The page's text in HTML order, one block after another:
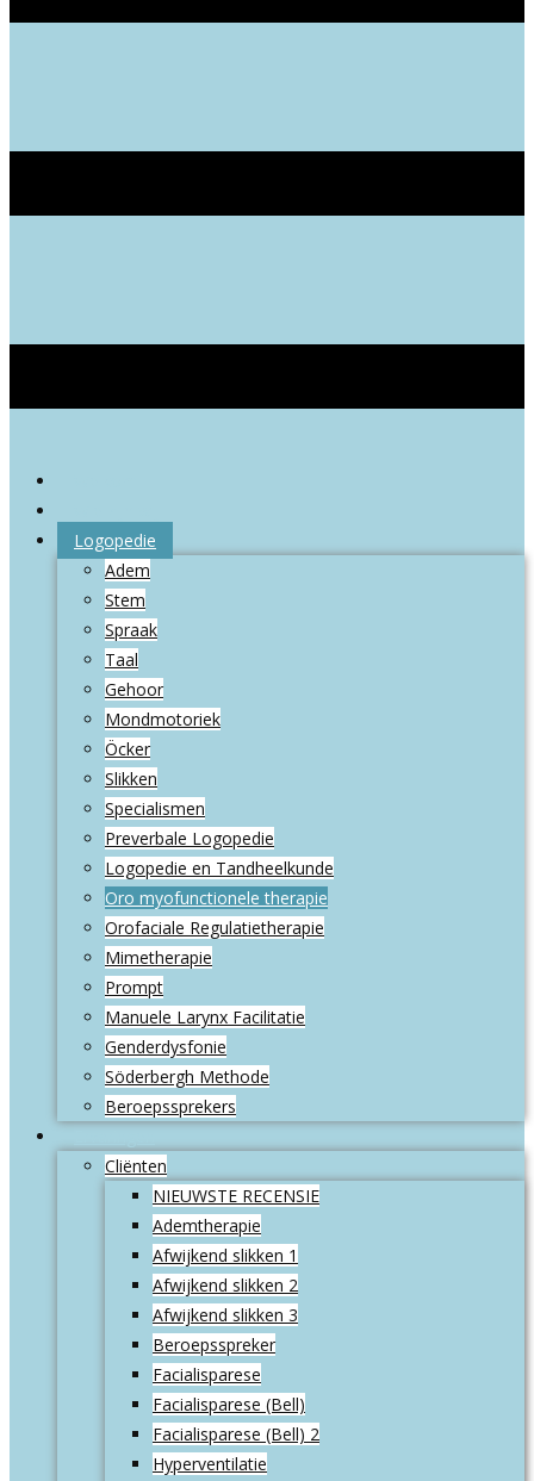
Logopedie
Adem
Stem
Spraak
Taal
Gehoor
Mondmotoriek
Öcker
Slikken
Specialismen
Preverbale Logopedie
Logopedie en Tandheelkunde
Oro myofunctionele therapie
Orofaciale Regulatietherapie
Mimetherapie
Prompt
Manuele Larynx Facilitatie
Genderdysfonie
Söderbergh Methode
Beroepssprekers
Cliënten
NIEUWSTE RECENSIE
Ademtherapie
Afwijkend slikken 1
Afwijkend slikken 2
Afwijkend slikken 3
Beroepsspreker
Facialisparese
Facialisparese (Bell)
Facialisparese (Bell) 2
Hyperventilatie